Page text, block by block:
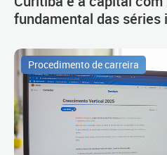
fundamental das séries
Procedimento de carreira